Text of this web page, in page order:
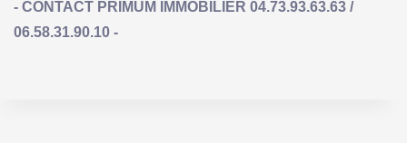
- CONTACT PRIMUM IMMOBILIER 04.73.93.63.63 /
06.58.31.90.10 -